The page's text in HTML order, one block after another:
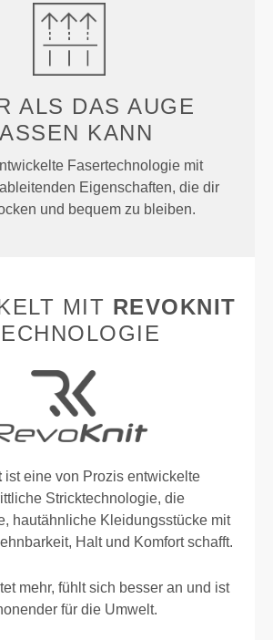
ALS DAS AUGE
KANN
Fasertechnologie mit
Eigenschaften, die dir
und bequem zu bleiben.
MIT REVOKNIT
ist eine von Prozis entwickelte
Stricktechnologie, die
hautähnliche Kleidungsstücke mit
Halt und Komfort schafft.
mehr, fühlt sich besser an und ist
für die Umwelt.